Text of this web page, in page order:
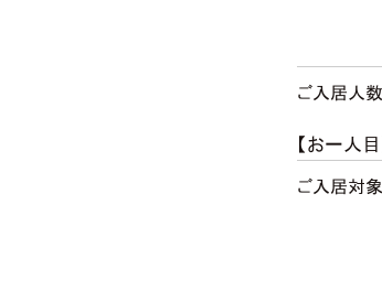
ご入居人
【お一人目
ご入居対象